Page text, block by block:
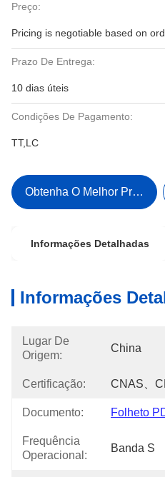
Preço:
Pricing is negotiable based on
Prazo De Entrega:
10 dias úteis
Condições De Pagamento:
TT,LC
Obtenha O Melhor Preço
Informações Detalhadas
Informações
Lugar De
Origem:
China
Certificação: CNAS、
Documento: Folheto
Frequência
Operacional:
Banda S